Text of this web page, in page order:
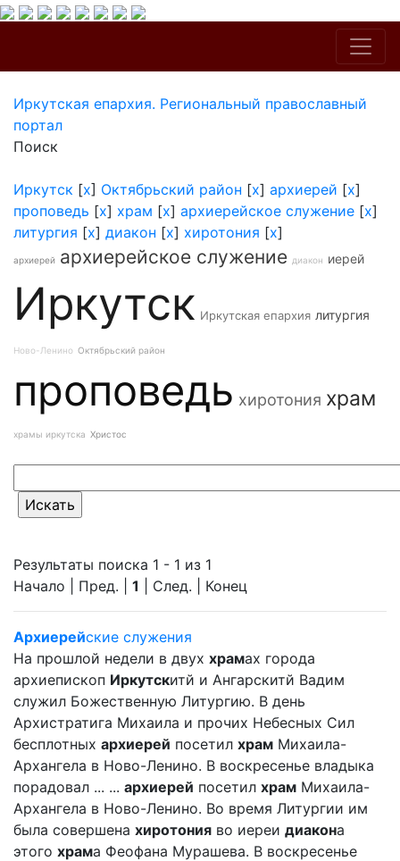
Иркутская епархия. Региональный православный
портал
Поиск
Иркутск [x] Октябрьский район [x] архиерей [x]
проповедь [x] храм [x] архиерейское служение [x]
литургия [x] диакон [x] хиротония [x]
архиерей архиерейское служение диакон иерей
Иркутск Иркутская епархия литургия
Ново-Ленино Октябрьский район
проповедь хиротония храм
храмы иркутска Христос
Результаты поиска 1 - 1 из 1
Начало | Пред. | 1 | След. | Конец
Архиерейские служения
На прошлой недели в двух храмах города
архиепископ Иркутскитй и Ангарскитй Вадим
служил Божественную Литургию. В день
Архистратига Михаила и прочих Небесных Сил
бесплотных архиерей посетил храм Михаила-
Архангела в Ново-Ленино. В воскресенье владыка
порадовал ... ... архиерей посетил храм Михаила-
Архангела в Ново-Ленино. Во время Литургии им
была совершена хиротония во иереи диакона
этого храма Феофана Мурашева. В воскресенье